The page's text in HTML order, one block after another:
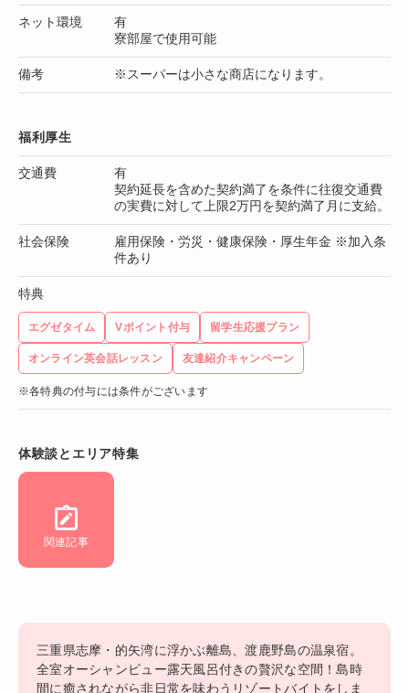
ネット環境
有
寮部屋で使用可能
備考 ※スーパーは小さな商店になります。
福利厚生
交通費
有
契約延長を含めた契約満了を条件に往復交通費
の実費に対して上限2万円を契約満了月に支給。
社会保険
雇用保険・労災・健康保険・厚生年金 ※加入条
件あり
特典
エグゼタイム Vポイント付与 留学生応援プラン
オンライン英会話レッスン 友達紹介キャンペーン
※各特典の付与には条件がございます
体験談とエリア特集
関連記事
三重県志摩・的矢湾に浮かぶ離島、渡鹿野島の温泉宿。
全室オーシャンビュー露天風呂付きの贅沢な空間！島時
間に癒されながら非日常を味わうリゾートバイトをしま